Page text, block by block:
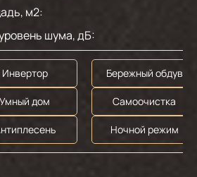
м2:
шума, дБ:
Инвертор Бережный обдув
Умный дом Самоочистка
Ночной режим